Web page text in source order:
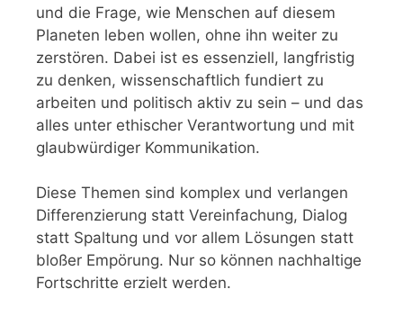
und die Frage, wie Menschen auf diesem
Planeten leben wollen, ohne ihn weiter zu
zerstören. Dabei ist es essenziell, langfristig
zu denken, wissenschaftlich fundiert zu
arbeiten und politisch aktiv zu sein – und das
alles unter ethischer Verantwortung und mit
glaubwürdiger Kommunikation.
Diese Themen sind komplex und verlangen
Differenzierung statt Vereinfachung, Dialog
statt Spaltung und vor allem Lösungen statt
bloßer Empörung. Nur so können nachhaltige
Fortschritte erzielt werden.